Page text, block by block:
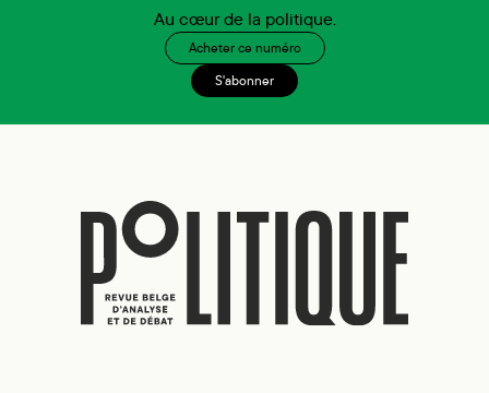
Au cœur de la politique.
Acheter ce numéro
S'abonner